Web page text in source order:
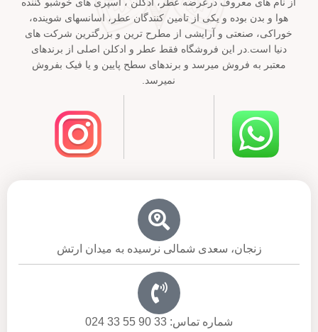
هوا و بدن بوده و یکی از تامین کنندگان عطر، اسانسهای شوینده،
خوراکی، صنعتی و آرایشی از مطرح ترین و بزرگترین شرکت های
دنیا است.در این فروشگاه فقط عطر و ادکلن اصلی از برندهای
معتبر به فروش میرسد و برندهای سطح پایین و یا فیک بفروش
نمیرسد.
زنجان، سعدی شمالی نرسیده به میدان ارتش
شماره تماس: 33 90 55 33 024